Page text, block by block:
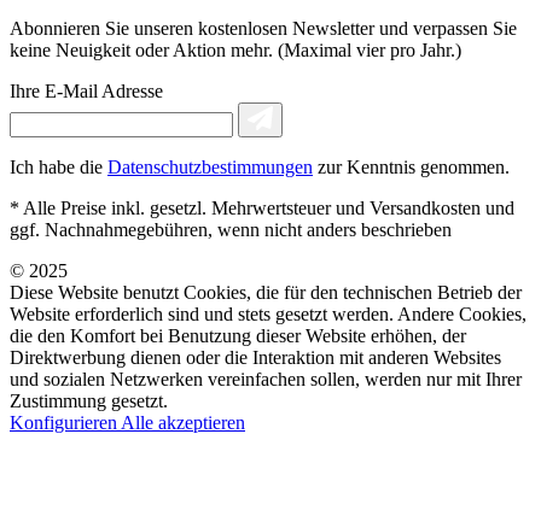
Abonnieren Sie unseren kostenlosen Newsletter und verpassen Sie
keine Neuigkeit oder Aktion mehr. (Maximal vier pro Jahr.)
Ihre E-Mail Adresse
Ich habe die Datenschutzbestimmungen zur Kenntnis genommen.
* Alle Preise inkl. gesetzl. Mehrwertsteuer und Versandkosten und
ggf. Nachnahmegebühren, wenn nicht anders beschrieben
© 2025
Diese Website benutzt Cookies, die für den technischen Betrieb der
Website erforderlich sind und stets gesetzt werden. Andere Cookies,
die den Komfort bei Benutzung dieser Website erhöhen, der
Direktwerbung dienen oder die Interaktion mit anderen Websites
und sozialen Netzwerken vereinfachen sollen, werden nur mit Ihrer
Zustimmung gesetzt.
Konfigurieren Alle akzeptieren